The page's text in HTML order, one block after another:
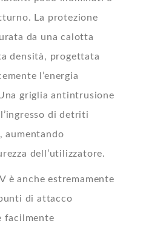
La protezione
da una calotta
densità, progettata
l’energia
griglia antintrusione
di detriti
aumentando
dell’utilizzatore.
è anche estremamente
di attacco
facilmente